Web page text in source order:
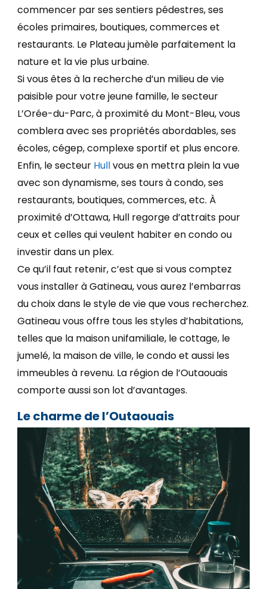
commencer par ses sentiers pédestres, ses
écoles primaires, boutiques, commerces et
restaurants. Le Plateau jumèle parfaitement la
nature et la vie plus urbaine.
Si vous êtes à la recherche d’un milieu de vie
paisible pour votre jeune famille, le secteur
L’Orée-du-Parc, à proximité du Mont-Bleu, vous
comblera avec ses propriétés abordables, ses
écoles, cégep, complexe sportif et plus encore.
Enfin, le secteur Hullvous en mettra plein la vue
avec son dynamisme, ses tours à condo, ses
restaurants, boutiques, commerces, etc. À
proximité d’Ottawa, Hull regorge d’attraits pour
ceux et celles qui veulent habiter en condo ou
investir dans un plex.
Ce qu’il faut retenir, c’est que si vous comptez
vous installer à Gatineau, vous aurez l’embarras
du choix dans le style de vie que vous recherchez.
Gatineau vous offre tous les styles d’habitations,
telles que la maison unifamiliale, le cottage, le
jumelé, la maison de ville, le condo et aussi les
immeubles à revenu. La région de l’Outaouais
comporte aussi son lot d’avantages.
Le charme de l’Outaouais